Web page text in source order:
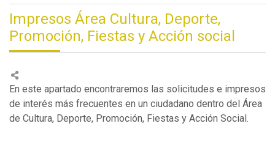
Impresos Área Cultura, Deporte,
Promoción, Fiestas y Acción social
En este apartado encontraremos las solicitudes e impresos
de interés más frecuentes en un ciudadano dentro del Área
de Cultura, Deporte, Promoción, Fiestas y Acción Social.